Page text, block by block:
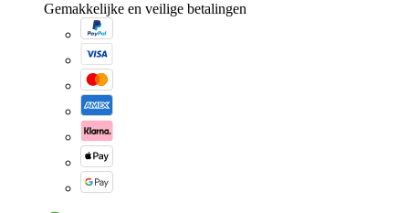
Gemakkelijke en veilige betalingen